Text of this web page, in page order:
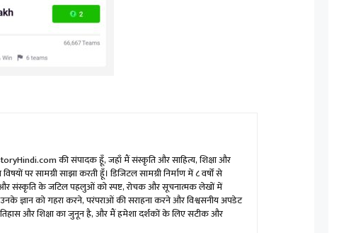
की संपादक हूँ, जहाँ मैं संस्कृति और साहित्य, शिक्षा और
पर सामग्री साझा करती हूँ। डिजिटल सामग्री निर्माण में ८ वर्षों से
संस्कृति के जटिल पहलुओं को स्पष्ट, रोचक और सूचनात्मक लेखों में
ज्ञान को गहरा करने, परंपराओं की सराहना करने और विश्वसनीय अपडेट
और शिक्षा का जुनून है, और मैं हमेशा दर्शकों के लिए सटीक और